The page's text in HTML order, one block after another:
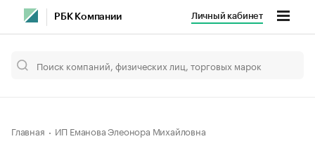
РБК Компании Личный кабинет
Главная ИП Еманова Элеонора Михайловна